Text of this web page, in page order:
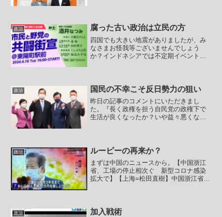
判をするにあたって「時...
政治 腐った古い政治は立民の方
四国でも大きい地震がありましたが、み
なさまお怪我等ございませんでしょう
か？インドネシアでは不定期イベントの
と思うと恐ろしいです。自社...
政治 国民の不幸こそ反日勢力の狙い
昨日の記事のコメントにいただきまし
た。『長く政権を担う自民党の政権下で
生活が良くなったか？いや益々悪くなっ
ていました。本格的な景気回...
政治 ルーピーの再来か？
まずは中国のニュースから。【中国浙江
省、工場の停止相次ぐ 新型コロナ感染
拡大で】【上海=松田直樹】中国浙江省で
企業の10社以上が工...
政治 加入戦術